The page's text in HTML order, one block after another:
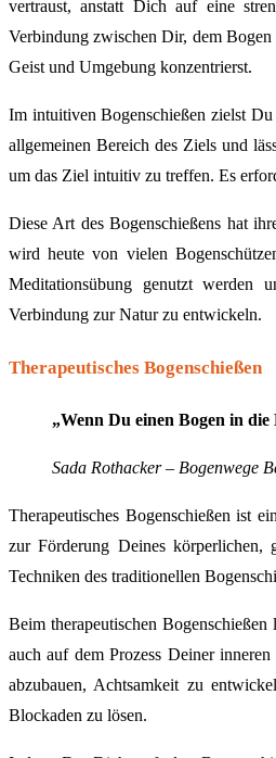
vertraust, anstatt Dich auf eine
Verbindung zwischen Dir, dem
Geist und Umgebung konzentrierst.
Im intuitiven Bogenschießen zielst
allgemeinen Bereich des Ziels und
um das Ziel intuitiv zu treffen. Es
Diese Art des Bogenschießens hat
wird heute von vielen
Meditationsübung genutzt werden
Verbindung zur Natur zu entwickeln.
Therapeutisches Bogenschießen
„Wenn Du einen Bogen in
Sada Rothacker – Bogenwege
Therapeutisches Bogenschießen ist
zur Förderung Deines körperlichen,
Techniken des traditionellen
Beim therapeutischen
auch auf dem Prozess Deiner
abzubauen, Achtsamkeit zu
Blockaden zu lösen.